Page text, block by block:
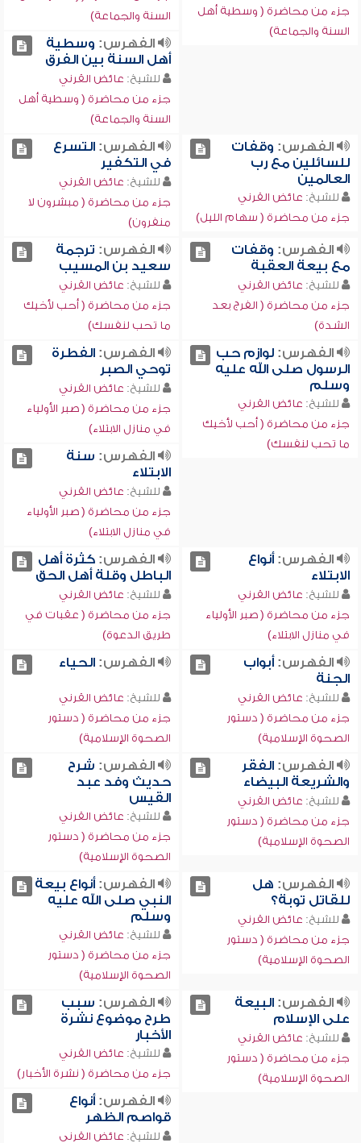
جزء من محاضرة ( وسطية أهل
السنة والجماعة)
السنة والجماعة)
الفهرس: وسطية
أهل السنة بين الفرق
للشيخ: عائض القرني
جزء من محاضرة ( وسطية أهل
السنة والجماعة)
الفهرس: وقفات
للسائلين مع رب
العالمين
للشيخ: عائض القرني
جزء من محاضرة ( سهام الليل)
الفهرس:التسرع
في التكفير
للشيخ: عائض القرني
جزء من محاضرة ( مبشرون لا
منفرون)
الفهرس: وقفات
مع بيعة العقبة
للشيخ: عائض القرني
جزء من محاضرة ( الفرج بعد
الشدة)
الفهرس: ترجمة
سعيد بن المسيب
للشيخ: عائض القرني
جزء من محاضرة ( أحب لأخيك
ما تحب لنفسك)
الفهرس:لوازم حب
الرسول صلى الله عليه
وسلم
للشيخ: عائض القرني
جزء من محاضرة ( أحب لأخيك
ما تحب لنفسك)
الفهرس:الفطرة
توحي الصبر
للشيخ: عائض القرني
جزء من محاضرة ( صبر الأولياء
في منازل الابتلاء)
الفهرس: سنة
الابتلاء
للشيخ: عائض القرني
جزء من محاضرة ( صبر الأولياء
في منازل الابتلاء)
الفهرس:أنواع
الابتلاء
للشيخ: عائض القرني
جزء من محاضرة ( صبر الأولياء
في منازل الابتلاء)
الفهرس:كثرة أهل
الباطل وقلة أهل الحق
للشيخ: عائض القرني
جزء من محاضرة ( عقبات في
طريق الدعوة)
الفهرس:أبواب
الجنة
للشيخ: عائض القرني
جزء من محاضرة ( دستور
الصحوة الإسلامية)
الفهرس:الحياء
للشيخ: عائض القرني
جزء من محاضرة ( دستور
الصحوة الإسلامية)
الفهرس:الفقر
والشريعة البيضاء
للشيخ: عائض القرني
جزء من محاضرة ( دستور
الصحوة الإسلامية)
الفهرس: شرح
حديث وفد عبد
القيس
للشيخ: عائض القرني
جزء من محاضرة ( دستور
الصحوة الإسلامية)
الفهرس: هل
للقاتل توبة؟
للشيخ: عائض القرني
جزء من محاضرة ( دستور
الصحوة الإسلامية)
الفهرس:أنواع بيعة
النبي صلى الله عليه
وسلم
للشيخ: عائض القرني
جزء من محاضرة ( دستور
الصحوة الإسلامية)
الفهرس:البيعة
على الإسلام
للشيخ: عائض القرني
جزء من محاضرة ( دستور
الصحوة الإسلامية)
الفهرس: سبب
طرح موضوع نشرة
الأخبار
للشيخ: عائض القرني
جزء من محاضرة ( نشرة الأخبار)
الفهرس:أنواع
قواصم الظهر
للشيخ: عائض القرني